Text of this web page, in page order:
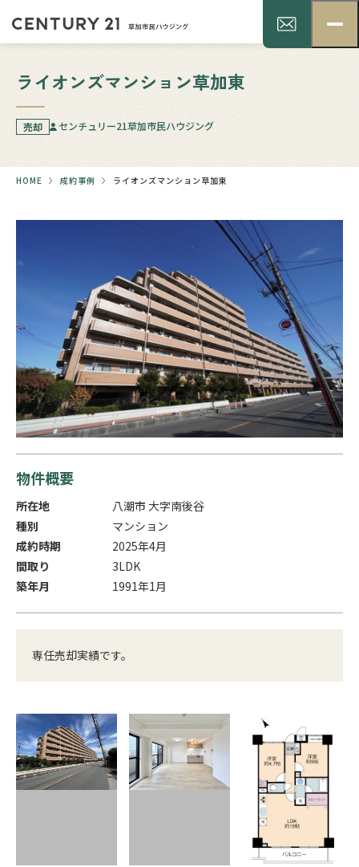
ライオンズマンション草加東
売却 センチュリー21草加市民ハウジング
HOME 成約事例 ライオンズマンション草加東
物件概要
所在地
八潮市 大字南後谷
種別
マンション
成約時期
2025年4月
間取り
3LDK
築年月
1991年1月
専任売却実績です。